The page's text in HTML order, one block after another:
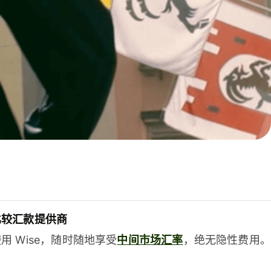
汇款提供商
Wise，随时随地享受中间市场汇率，绝无隐性费用。